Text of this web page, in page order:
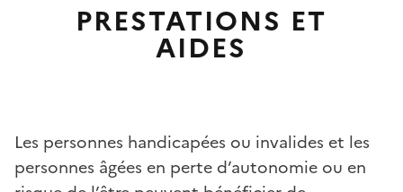
PRESTATIONS ET
AIDES
Les personnes handicapées ou invalides et les
personnes âgées en perte d’autonomie ou en